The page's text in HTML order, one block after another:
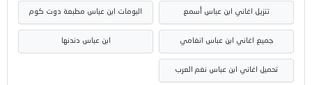
تنزيل اغاني ابن عباس أسمع البومات ابن عباس مطبعة دوت كوم
جميع اغاني ابن عباس انغامي ابن عباس دندنها
تحميل اغاني ابن عباس نغم العرب